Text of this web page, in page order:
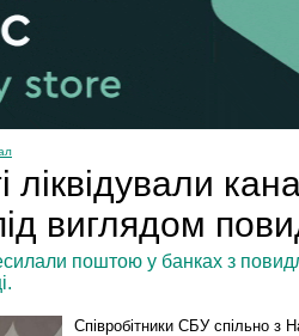
ліквідували
виглядом
поштою у банках з
Співробітники СБУ спільно з